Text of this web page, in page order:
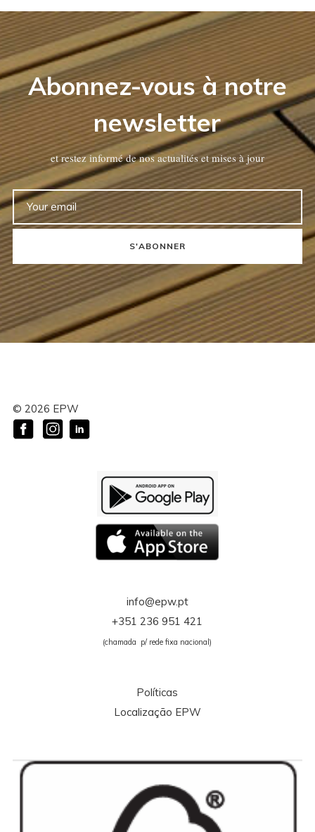
Abonnez-vous à notre
newsletter
et restez informé de nos actualités et mises à jour
S'ABONNER
© 2026 EPW
info@epw.pt
+351 236 951 421
(chamada p/ rede fixa nacional)
Políticas
Localização EPW